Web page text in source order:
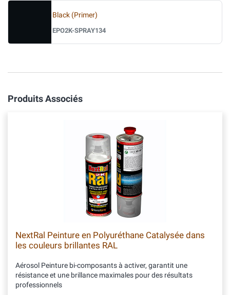
Black (Primer)
EPO2K-SPRAY134
Produits Associés
NextRal Peinture en Polyuréthane Catalysée dans
les couleurs brillantes RAL
Aérosol Peinture bi-composants à activer, garantit une
résistance et une brillance maximales pour des résultats
professionnels